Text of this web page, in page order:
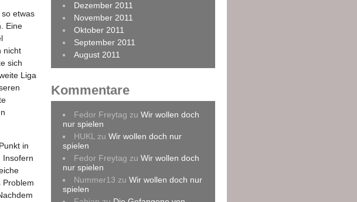
etwas
Eine
nicht
sich
Liga
in
Insofern
Problem
Dezember 2011
November 2011
Oktober 2011
September 2011
August 2011
Kommentare
Fedor Freytag zuWir wollen doch
nur spielen
HUKL zuWir wollen doch nur
spielen
Fedor Freytag zuWir wollen doch
nur spielen
Nummer13 zuWir wollen doch nur
spielen